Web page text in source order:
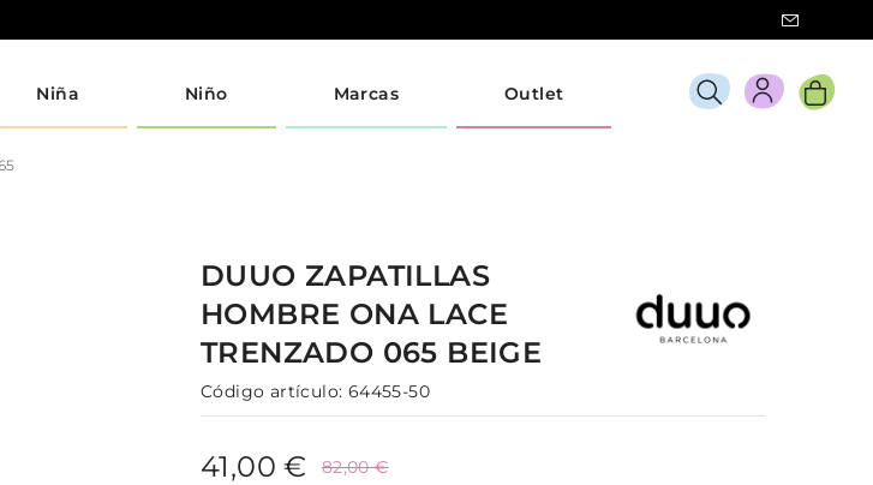
Niña Niño Marcas Outlet
DUUO ZAPATILLAS
HOMBRE ONA LACE
TRENZADO 065 BEIGE
Código artículo: 64455-50
41,00 € 82,00 €